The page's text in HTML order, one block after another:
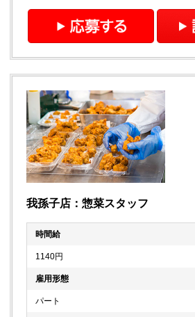
我孫子店：惣菜スタッフ
時間給
1140円
雇用形態
パート